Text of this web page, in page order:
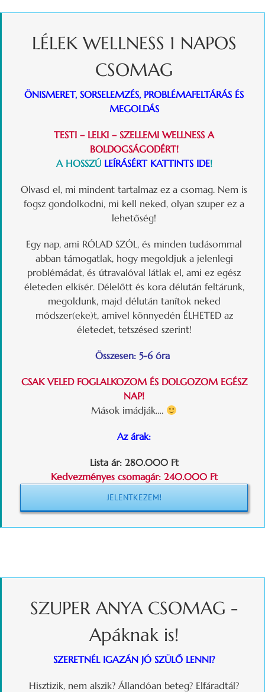
LÉLEK WELLNESS 1 NAPOS
CSOMAG
ÖNISMERET, SORSELEMZÉS, PROBLÉMAFELTÁRÁS ÉS
MEGOLDÁS
TESTI – LELKI – SZELLEMI WELLNESS A
BOLDOGSÁGODÉRT!
A HOSSZÚ LEÍRÁSÉRT KATTINTS IDE!
Olvasd el, mi mindent tartalmaz ez a csomag. Nem is
fogsz gondolkodni, mi kell neked, olyan szuper ez a
lehetőség!
Egy nap, ami RÓLAD SZÓL, és minden tudásommal
abban támogatlak, hogy megoldjuk a jelenlegi
problémádat, és útravalóval látlak el, ami ez egész
életeden elkísér. Délelőtt és kora délután feltárunk,
megoldunk, majd délután tanítok neked
módszer(eke)t, amivel könnyedén ÉLHETED az
életedet, tetszésed szerint!
Összesen: 5-6 óra
CSAK VELED FOGLALKOZOM ÉS DOLGOZOM EGÉSZ
NAP!
Mások imádják….
Az árak:
Lista ár: 280.000 Ft
Kedvezményes csomagár: 240.000 Ft
JELENTKEZEM!
SZUPER ANYA CSOMAG -
Apáknak is!
SZERETNÉL IGAZÁN JÓ SZÜLŐ LENNI?
Hisztizik, nem alszik? Állandóan beteg? Elfáradtál?